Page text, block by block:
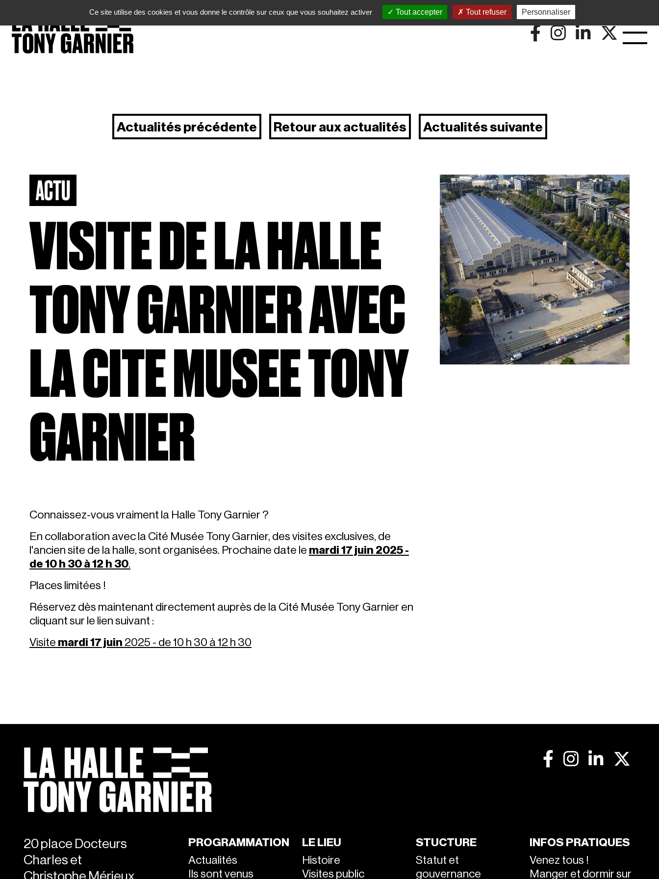
Actualités précédente Retour aux actualités Actualités suivante
ACTU
VISITE DE LA HALLE
TONY GARNIER AVEC
LA CITE MUSEE TONY
GARNIER
Connaissez-vous vraiment la Halle Tony Garnier ?
En collaboration avec la Cité Musée Tony Garnier, des visites exclusives, de
l'ancien site de la halle, sont organisées. Prochaine date le mardi 17 juin 2025 -
de 10 h 30 à 12 h 30.
Places limitées !
Réservez dès maintenant directement auprès de la Cité Musée Tony Garnier en
cliquant sur le lien suivant :
Visite mardi 17 juin 2025 - de 10 h 30 à 12 h 30
20 place Docteurs
Charles et
Christophe Mérieux
PROGRAMMATION
Actualités
Ils sont venus
LE LIEU
Histoire
Visites public
STUCTURE
Statut et
gouvernance
INFOS PRATIQUES
Venez tous !
Manger et dormir sur
Panneau de gestion des cookiesCe site utilise des cookies et vous donne le contrôle sur ceux que vous souhaitez activer Tout accepter Tout refuser Personnaliser